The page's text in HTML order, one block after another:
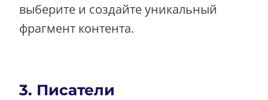
выберите и создайте уникальный
фрагмент контента.
3. Писатели